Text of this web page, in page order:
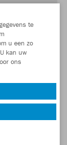
te
u een zo
kan uw
ons